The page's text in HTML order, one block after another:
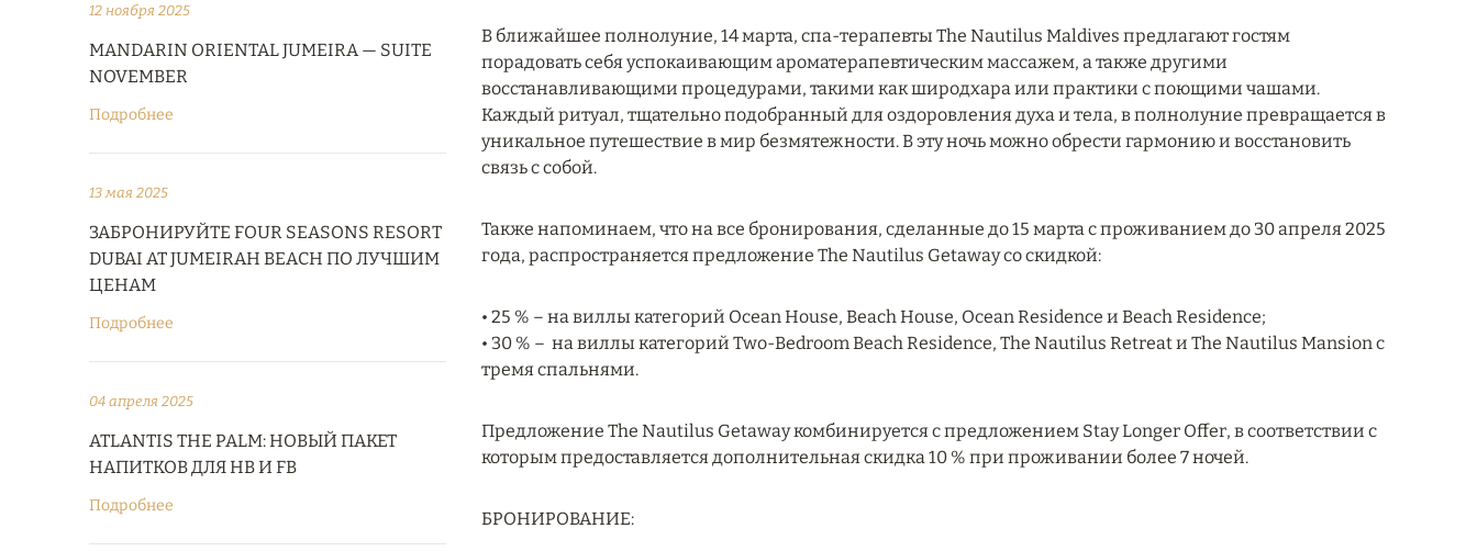
12 ноября 2025
MANDARIN ORIENTAL JUMEIRA — SUITE
NOVEMBER
Подробнее
13 мая 2025
ЗАБРОНИРУЙТЕ FOUR SEASONS RESORT
DUBAI AT JUMEIRAH BEACH ПО ЛУЧШИМ
ЦЕНАМ
Подробнее
04 апреля 2025
ATLANTIS THE PALM: НОВЫЙ ПАКЕТ
НАПИТКОВ ДЛЯ HB И FB
Подробнее
В ближайшее полнолуние, 14 марта, спа-терапевты The Nautilus Maldives предлагают гостям
порадовать себя успокаивающим ароматерапевтическим массажем, а также другими
восстанавливающими процедурами, такими как широдхара или практики с поющими чашами.
Каждый ритуал, тщательно подобранный для оздоровления духа и тела, в полнолуние превращается в
уникальное путешествие в мир безмятежности. В эту ночь можно обрести гармонию и восстановить
связь с собой.
Также напоминаем, что на все бронирования, сделанные до 15 марта с проживанием до 30 апреля 2025
года, распространяется предложение The Nautilus Getaway со скидкой:
• 25 % – на виллы категорий Ocean House, Beach House, Ocean Residence и Beach Residence;
• 30 % – на виллы категорий Two-Bedroom Beach Residence, The Nautilus Retreat и The Nautilus Mansion с
тремя спальнями.
Предложение The Nautilus Getaway комбинируется с предложением Stay Longer Offer, в соответствии с
которым предоставляется дополнительная скидка 10 % при проживании более 7 ночей.
БРОНИРОВАНИЕ: